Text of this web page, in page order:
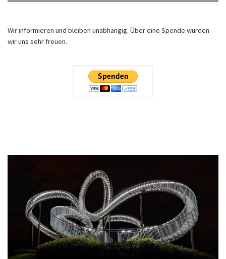
Wir informieren und bleiben unabhängig. Über eine Spende würden
wir uns sehr freuen.